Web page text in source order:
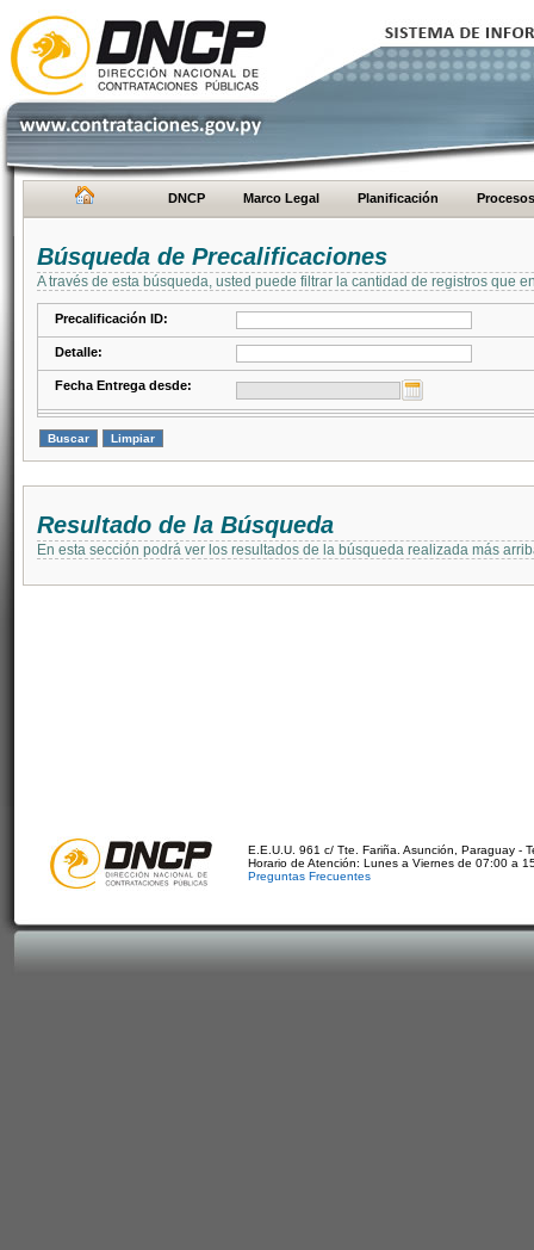
DNCP Marco Legal Planificación Procesos
Búsqueda de Precalificaciones
A través de esta búsqueda, usted puede filtrar la cantidad de registros que
Precalificación ID:
Detalle:
Fecha Entrega desde:
Resultado de la Búsqueda
En esta sección podrá ver los resultados de la búsqueda realizada más
E.E.U.U. 961 c/ Tte. Fariña. Asunción, Paraguay -
Horario de Atención: Lunes a Viernes de 07:00 a
Preguntas Frecuentes